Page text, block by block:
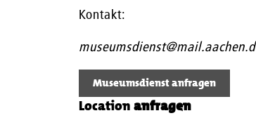
Kontakt:
Museumsdienst anfragen
Location anfragen